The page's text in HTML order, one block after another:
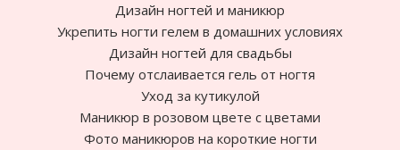
Дизайн ногтей и маникюр
Укрепить ногти гелем в домашних условиях
Дизайн ногтей для свадьбы
Почему отслаивается гель от ногтя
Уход за кутикулой
Маникюр в розовом цвете с цветами
Фото маникюров на короткие ногти